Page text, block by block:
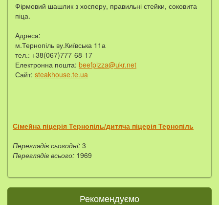
Фірмовий шашлик з хосперу, правильні стейки, соковита
піца.
Адреса:
м.Тернопіль ву.Київська 11а
тел.: +38(067)777-68-17
Електронна пошта: beefpizza@ukr.net
Сайт: steakhouse.te.ua
Сімейна піцерія Тернопіль/дитяча піцерія Тернопіль
Переглядів сьогодні: 3
Переглядів всього: 1969
Рекомендуємо